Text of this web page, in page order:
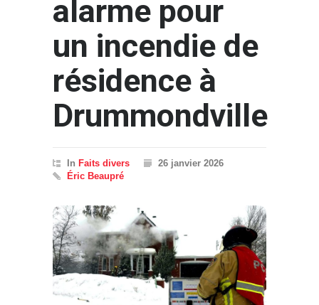
alarme pour
un incendie de
résidence à
Drummondville
In Faits divers
26 janvier 2026
Éric Beaupré